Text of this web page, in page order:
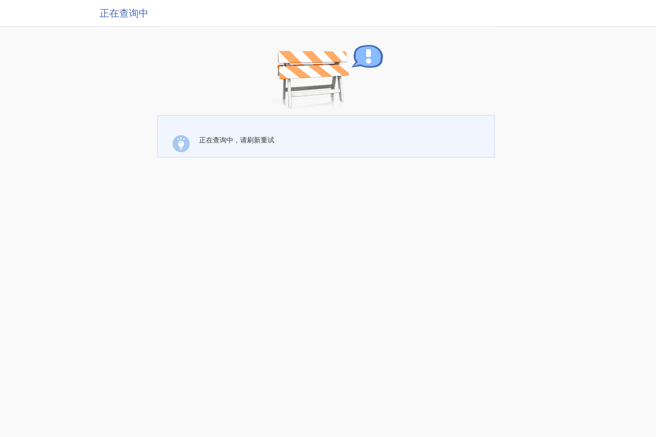
正在查询中
正在查询中，请刷新重试